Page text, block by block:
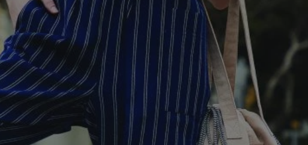
m-ce.pl 1 rok
Ten plik cookie przechowuje identyfikator sesji.
m-ce.pl 1 rok
Ten plik cookie przechowuje identyfikator sesji.
.rfihub.com Sesja
Ten plik cookie jest używany do przechowywania
zgody użytkownika w odniesieniu do usług
śledzenia. Zazwyczaj rejestruje, czy użytkownik
zdecydował się na usługi śledzenia lub reklamy.
LinkedIn
Corporation
.linkedin.com
5 miesięcy 4
tygodnie
Służy do przechowywania zgody gościa na
używanie plików cookie do innych celów
Simplifi Holdings
Inc.
Do przechowywania unikalnego identyfikatora
sesji.